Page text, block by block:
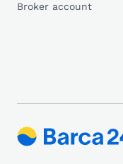
Broker account